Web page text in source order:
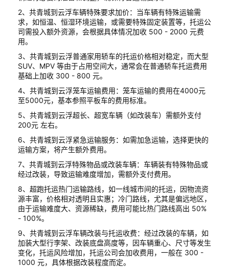
2、共青城到云浮车辆特殊要求加价：当车辆有特殊运输需
求，如恒温、恒湿环境运输，或需要特殊固定装置等，托运公
司需投入额外资源，会根据具体情况加收 500 - 2000 元费
用。
3、共青城到云浮普通家用轿车的托运价格相对稳定，而大型
SUV、MPV 等由于占用空间大，通常会在普通轿车托运费用
基础上加收 300 - 800 元。
4、共青城到云浮笼车运输费用：笼车运输的费用在4000元
至5000元，基本参照平板车的费用标准。
5、共青城到云浮超长、超宽车辆（如改装车）需额外支付
200元 左右。
6、共青城到云浮紧急运输服务：如需加急运输，选择更快的
运输方案，将产生额外费用。
7、共青城到云浮特殊物品或改装车辆：车辆装有特殊物品或
经过改装，导致运输难度增加，需额外支付费用。
8、超跑托运热门运输路线，如一线城市间的托运，因物流资
源丰富，价格相对透明且实惠；冷门路线，尤其是偏远地区，
由于运输难度大、资源稀缺，费用可能比热门路线高出 50%
- 100%。
9、共青城到云浮车辆改装与托运收费：经过改装的车辆，如
加装大型行李架、改装底盘高度等，因车辆重心、尺寸等发生
变化，托运风险增加，托运公司会加收费用，一般在 300 -
1000 元，具体根据改装程度而定。